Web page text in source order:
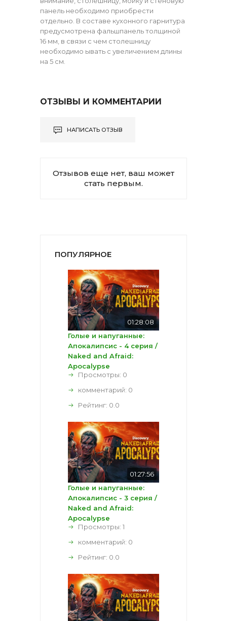
панель необходимо приобрести
отдельно. В составе кухонного гарнитура
предусмотрена фальшпанель толщиной
16 мм, в связи с чем столешницу
необходимо ывать с увеличением длины
на 5 см.
ОТЗЫВЫ И КОММЕНТАРИИ
НАПИСАТЬ ОТЗЫВ
Отзывов еще нет, ваш может
стать первым.
ПОПУЛЯРНОЕ
01:28:08
Голые и напуганные:
Апокалипсис - 4 серия /
Naked and Afraid:
Apocalypse
Просмотры: 0
комментарий: 0
Рейтинг: 0.0
01:27:56
Голые и напуганные:
Апокалипсис - 3 серия /
Naked and Afraid:
Apocalypse
Просмотры: 1
комментарий: 0
Рейтинг: 0.0